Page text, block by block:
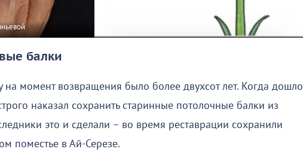
балки
момент возвращения было более двухсот лет. Когда дошло
наказал сохранить старинные потолочные балки из
это и сделали – во время реставрации сохранили
поместье в Ай-Серезе.